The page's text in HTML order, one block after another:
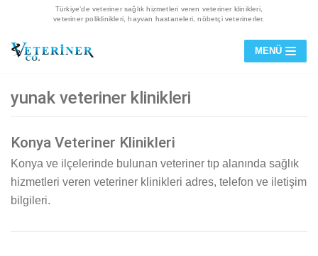
geç
Türkiye’de veteriner sağlık hizmetleri veren veteriner klinikleri,
veteriner poliklinikleri, hayvan hastaneleri, nöbetçi veterinerler.
MENÜ
yunak veteriner klinikleri
Konya Veteriner Klinikleri
Konya ve ilçelerinde bulunan veteriner tıp alanında sağlık
hizmetleri veren veteriner klinikleri adres, telefon ve iletişim
bilgileri.